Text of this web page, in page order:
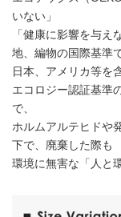
いない」
「健康に影響を与
地、編物の国際基準
日本、アメリカ等を
エコロジー認証基準
で、
ホルムアルテヒドや
下で、廃棄した際も
環境に無害な「人と